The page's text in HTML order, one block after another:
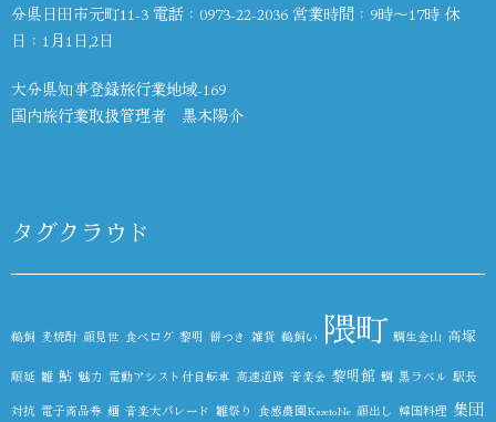
分県日田市元町11-3 電話： 0973-22-2036 営業時間：9時～17時 休
日：1月1日,2日
大分県知事登録旅行業地域-169
国内旅行業取扱管理者 黒木陽介
タグクラウド
鵜飼 麦焼酎 顔見世 食べログ 黎明 餅つき 雑貨 鵜飼い 隈町 鯛生金山 高塚
順延 雛 鮎 魅力 電動アシスト付自転車 高速道路 音楽会 黎明館 鯛 黒ラベル 駅長
対抗 電子商品券 麺 音楽大パレード 雛祭り 食感農園KazetoNe 顔出し 韓国料理 集団